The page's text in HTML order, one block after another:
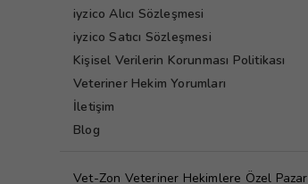
iyzico Alıcı Sözleşmesi
iyzico Satıcı Sözleşmesi
Kişisel Verilerin Korunması Politikası
Veteriner Hekim Yorumları
İletişim
Blog
Vet-Zon Veteriner Hekimlere Özel